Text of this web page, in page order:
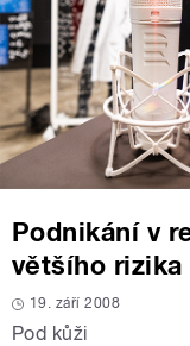
Podnikání v
většího rizika
19. září 2008
Pod kůži